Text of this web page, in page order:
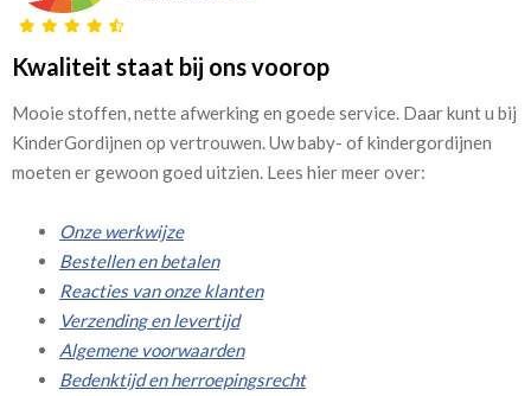
Kwaliteit staat bij ons voorop
Mooie stoffen, nette afwerking en goede service. Daar kunt u bij
KinderGordijnen op vertrouwen. Uw baby- of kindergordijnen
moeten er gewoon goed uitzien. Lees hier meer over:
Onze werkwijze
Bestellen en betalen
Reacties van onze klanten
Verzending en levertijd
Algemene voorwaarden
Bedenktijd en herroepingsrecht